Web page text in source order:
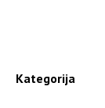
Kategorija